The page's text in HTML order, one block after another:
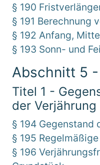
§ 190
§ 191 Berechnung
§ 192 Anfang,
§ 193 Sonn- und
Abschnitt 5
Titel 1 -
der Verjährung
§ 194 Gegenstand
§ 195
§ 196